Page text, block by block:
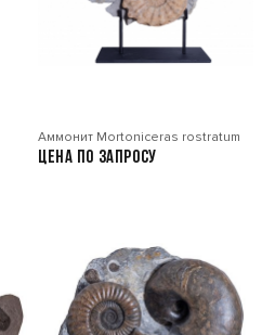
Аммонит Mortoniceras rostratum
Цена по запросу